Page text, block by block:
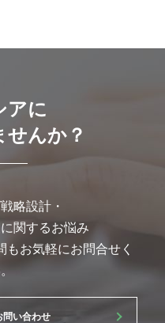
アに
せんか？
略設計・
関するお悩み
お気軽にお問合せく
問い合わせ